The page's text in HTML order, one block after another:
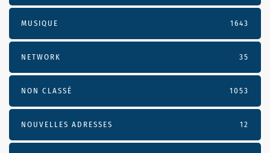
MUSIQUE 1643
NETWORK 35
NON CLASSÉ 1053
NOUVELLES ADRESSES 12